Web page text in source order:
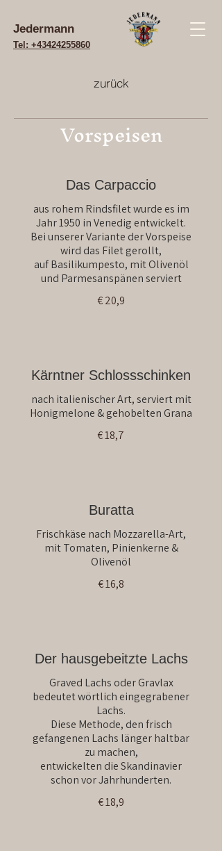
Jedermann
Tel: +43424255860
zurück
Vorspeisen
Das Carpaccio
aus rohem Rindsfilet wurde es im
Jahr 1950 in Venedig entwickelt.
Bei unserer Variante der Vorspeise
wird das Filet gerollt,
auf Basilikumpesto, mit Olivenöl
und Parmesanspänen serviert
€ 20,9
Kärntner Schlossschinken
nach italienischer Art, serviert mit
Honigmelone & gehobelten Grana
€ 18,7
Buratta
Frischkäse nach Mozzarella-Art,
mit Tomaten, Pinienkerne &
Olivenöl
€ 16,8
Der hausgebeitzte Lachs
Graved Lachs oder Gravlax
bedeutet wörtlich eingegrabener
Lachs.
Diese Methode, den frisch
gefangenen Lachs länger haltbar
zu machen,
entwickelten die Skandinavier
€ 18,9